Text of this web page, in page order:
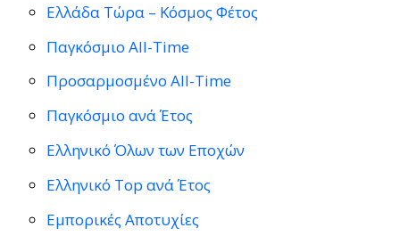
Ελλάδα Τώρα – Κόσμος Φέτος
Παγκόσμιο All-Time
Προσαρμοσμένο All-Time
Παγκόσμιο ανά Έτος
Ελληνικό Όλων των Εποχών
Ελληνικό Top ανά Έτος
Εμπορικές Αποτυχίες